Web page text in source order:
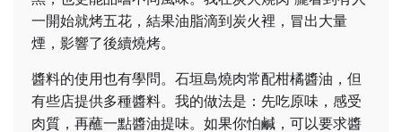
一開始就烤五花，結果油脂滴到炭火裡，冒出大量
煙，影響了後續燒烤。
醬料的使用也有學問。石垣島燒肉常配柑橘醬油，但
有些店提供多種醬料。我的做法是：先吃原味，感受
肉質，再蘸一點醬油提味。如果你怕鹹，可以要求醬